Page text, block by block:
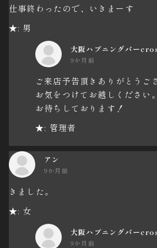
仕事終わったので、いきまーす
★: 男
大阪ハプニングバー
9か月前
ご来店予告頂きありがとうご
お気をつけてお越しください。
お待ちしております！
★: 管理者
アン
9か月前
きました。
★: 女
大阪ハプニングバー
9か月前